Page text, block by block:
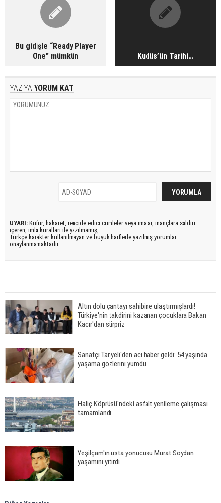
Bu gidişle “Ready Player
One” mümkün
Kudüs’ün Tarihi…
YAZIYA YORUM KAT
UYARI: Küfür, hakaret, rencide edici cümleler veya imalar, inançlara saldırı
içeren, imla kuralları ile yazılmamış,
Türkçe karakter kullanılmayan ve büyük harflerle yazılmış yorumlar
onaylanmamaktadır.
Altın dolu çantayı sahibine ulaştırmışlardı!
Türkiye'nin takdirini kazanan çocuklara Bakan
Kacır'dan sürpriz
Sanatçı Tanyeli'den acı haber geldi: 54 yaşında
yaşama gözlerini yumdu
Haliç Köprüsü'ndeki asfalt yenileme çalışması
tamamlandı
Yeşilçam'ın usta yonucusu Murat Soydan
yaşamını yitirdi